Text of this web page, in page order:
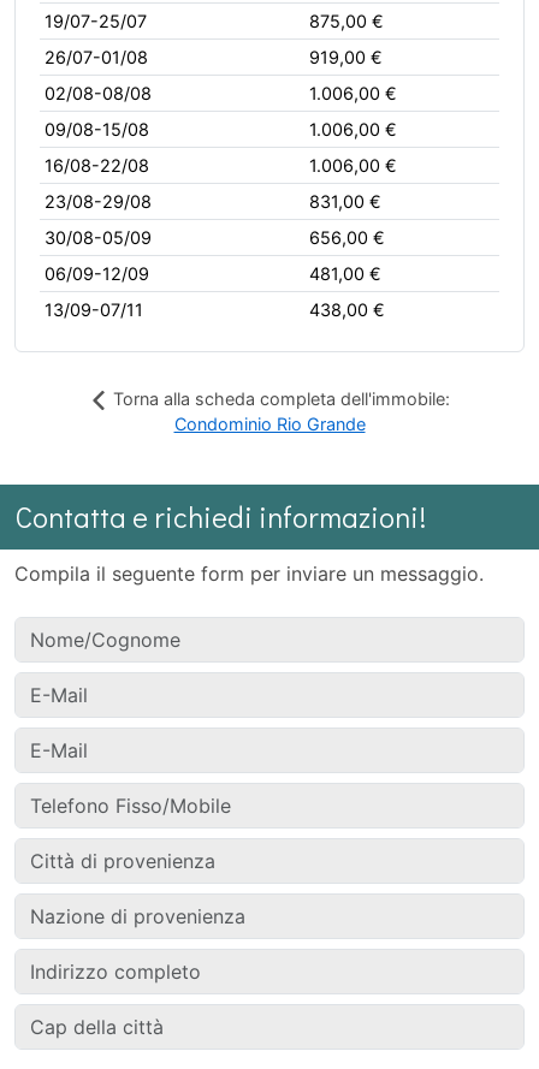
19/07-25/07
875,00 €
26/07-01/08
919,00 €
02/08-08/08
1.006,00 €
09/08-15/08
1.006,00 €
16/08-22/08
1.006,00 €
23/08-29/08
831,00 €
30/08-05/09
656,00 €
06/09-12/09
481,00 €
13/09-07/11
438,00 €
Torna alla scheda completa dell'immobile:
Condominio Rio Grande
Contatta e richiedi informazioni!
Compila il seguente form per inviare un messaggio.